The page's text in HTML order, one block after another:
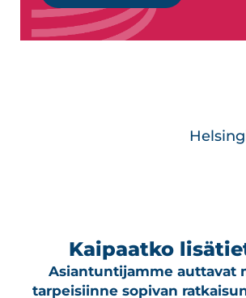
Kaipaatko
Asiantuntijamme auttavat
tarpeisiinne sopivan